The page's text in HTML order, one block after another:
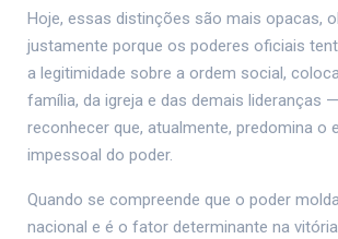
Hoje, essas distinções são mais opacas,
justamente porque os poderes oficiais
a legitimidade sobre a ordem social,
família, da igreja e das demais lideranças
reconhecer que, atualmente, predomina o
impessoal do poder.
Quando se compreende que o poder
nacional e é o fator determinante na